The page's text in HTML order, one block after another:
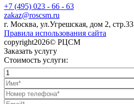
+7 (495) 023 - 66 - 63
zakaz@roscsm.ru
г. Москва, ул.Угрешская, дом 2, стр.33
Правила использования сайта
copyright2026© РЦСМ
Заказать услугу
Стоимость услуги: